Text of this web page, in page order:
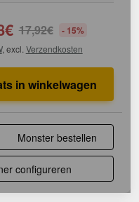
€ 17,92€ - 15%
, excl. Verzendkosten
in winkelwagen
Monster bestellen
configureren